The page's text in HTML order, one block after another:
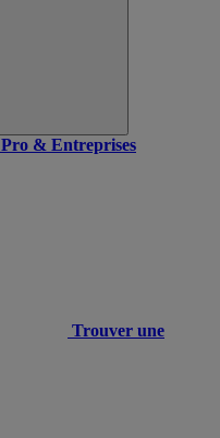
Pro & Entreprises
Trouver une